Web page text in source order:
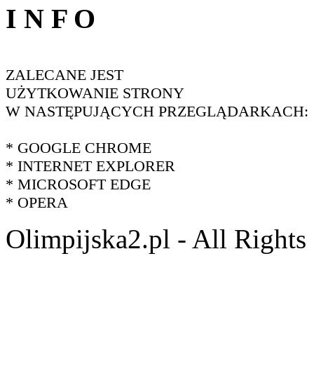
I N F O
ZALECANE JEST
UŻYTKOWANIE STRONY
W NASTĘPUJĄCYCH PRZEGLĄDARKACH:
* GOOGLE CHROME
* INTERNET EXPLORER
* MICROSOFT EDGE
* OPERA
Olimpijska2.pl - All Rights